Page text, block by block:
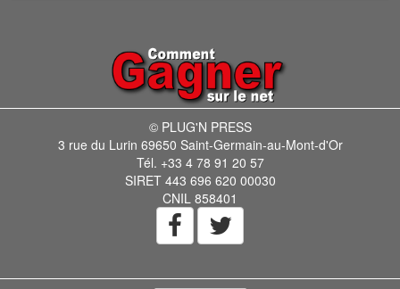
© PLUG'N PRESS
3 rue du Lurin 69650 Saint-Germain-au-Mont-d'Or
Tél. +33 4 78 91 20 57
SIRET 443 696 620 00030
CNIL 858401